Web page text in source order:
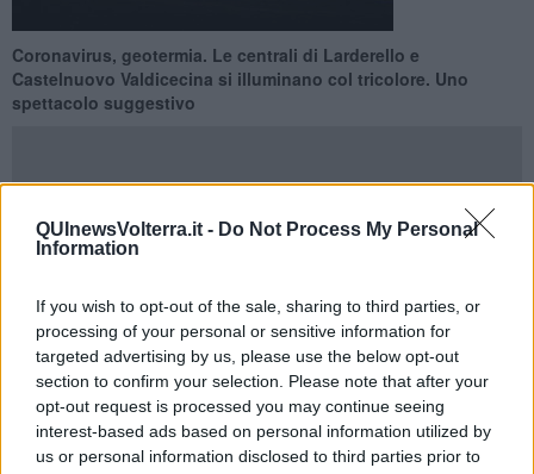
QUInewsVolterra.it - Do Not Process My Personal
Information
If you wish to opt-out of the sale, sharing to third parties, or
processing of your personal or sensitive information for
targeted advertising by us, please use the below opt-out
section to confirm your selection. Please note that after your
opt-out request is processed you may continue seeing
interest-based ads based on personal information utilized by
us or personal information disclosed to third parties prior to
Coronavirus, geotermia. Le centrali di Larderello e
Castelnuovo Valdicecina si illuminano col tricolore. Uno
spettacolo suggestivo
POMARANCE —
delle centrali geotermiche di Larderello e di Castelnuovo Val di
Cecina si sono illuminate con i colori della bandiera italiana
lo resteranno ogni notte per tutto il periodo dell'emergenza
sanitaria legata al Covid-19.
Come avvenuto per molti altri edifici nel mondo e sedi istituzionali
italiane, anche ilGruppo Enel, illuminando con il tricolore impianti
che producono un bene essenziale qual è l’energia elettrica (nei